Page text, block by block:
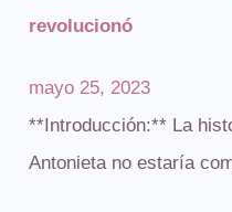
revolucionó
mayo 25, 2023
**Introducción:** La
Antonieta no estaría